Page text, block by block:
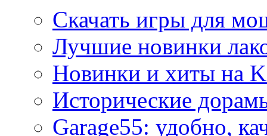
Скачать игры для
Лучшие новинки
Новинки и хиты на
Исторические
Garage55: удобно,